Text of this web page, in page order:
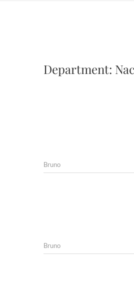
Department:
Bruno
Bruno